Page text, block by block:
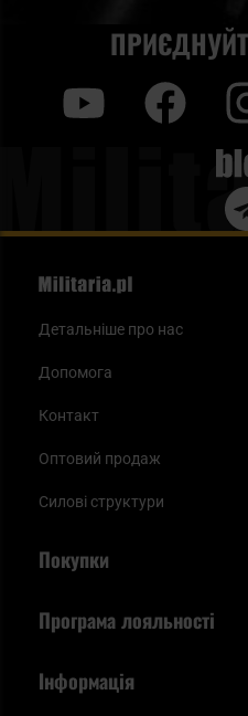
Детальніше про нас
Допомога
Контакт
Оптовий продаж
Силові структури
Покупки
Способи оплати
Програма лояльності
Інформація